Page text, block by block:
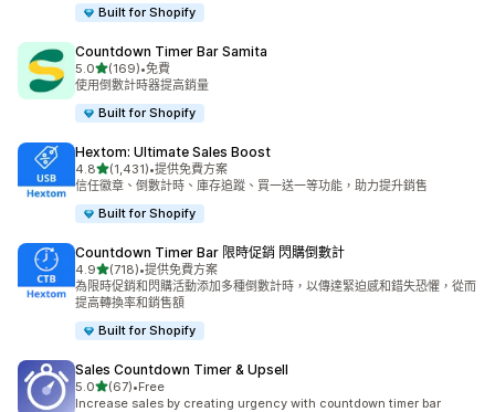
Built for Shopify
Countdown Timer Bar Samita
5.0滿分 5 顆星
(169)
共有 169 則評價
•免費
使用倒數計時器提高銷量
Built for Shopify
Hextom: Ultimate Sales Boost
4.8滿分 5 顆星
(1,431)
共有 1431 則評價
•提供免費方案
信任徽章、倒數計時、庫存追蹤、買一送一等功能，助力提升銷售
Built for Shopify
Countdown Timer Bar 限時促銷 閃購倒數計
4.9滿分 5 顆星
(718)
共有 718 則評價
•提供免費方案
為限時促銷和閃購活動添加多種倒數計時，以傳達緊迫感和錯失恐懼，從而
提高轉換率和銷售額
Built for Shopify
Sales Countdown Timer & Upsell
5.0滿分 5 顆星
(67)
共有 67 則評價
•Free
Increase sales by creating urgency with countdown timer bar